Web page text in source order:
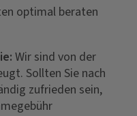
optimal beraten
Wir sind von der
Sollten Sie nach
zufrieden sein,